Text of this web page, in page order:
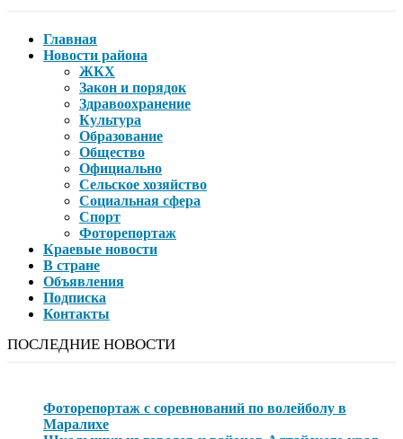
Главная
Новости района
ЖКХ
Закон и порядок
Здравоохранение
Культура
Образование
Общество
Официально
Сельское хозяйство
Социальная сфера
Спорт
Фоторепортаж
Краевые новости
В стране
Объявления
Подписка
Контакты
ПОСЛЕДНИЕ НОВОСТИ
Фоторепортаж с соревнований по волейболу в
Маралихе